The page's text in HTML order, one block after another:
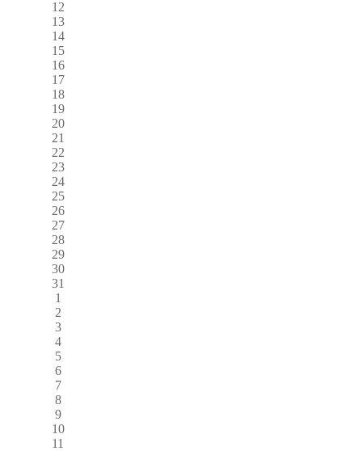
12
13
14
15
16
17
18
19
20
21
22
23
24
25
26
27
28
29
30
31
1
2
3
4
5
6
7
8
9
10
11